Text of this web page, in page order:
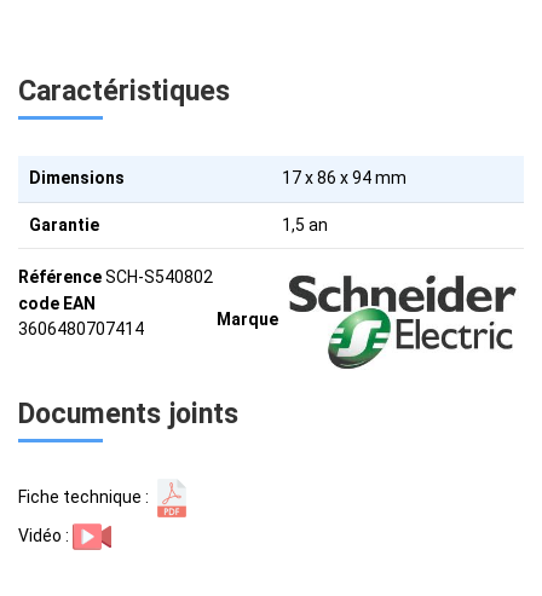
Caractéristiques
Dimensions 17 x 86 x 94 mm
Garantie 1,5 an
Marque
RéférenceSCH-S540802
code EAN
3606480707414
Documents joints
Fiche technique :
Vidéo :